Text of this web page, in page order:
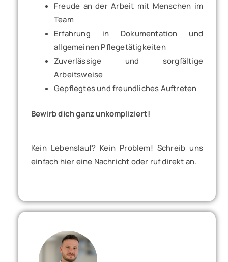
Freude an der Arbeit mit Menschen im
Team
Erfahrung in Dokumentation und
allgemeinen Pflegetätigkeiten
Zuverlässige und sorgfältige
Arbeitsweise
Gepflegtes und freundliches Auftreten
Bewirb dich ganz unkompliziert!
Kein Lebenslauf? Kein Problem! Schreib uns
einfach hier eine Nachricht oder ruf direkt an.